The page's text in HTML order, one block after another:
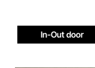
In-Out door